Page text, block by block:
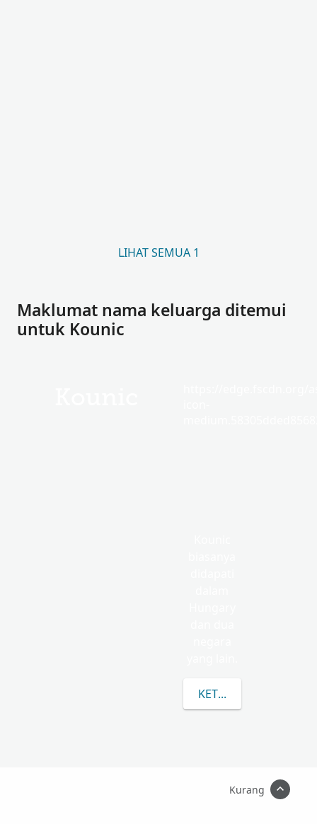
LIHAT SEMUA 1
Maklumat nama keluarga ditemui
untuk Kounic
KETAHUI LEBIH
Kurang